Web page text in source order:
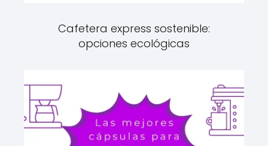
Cafetera express sostenible:
opciones ecológicas